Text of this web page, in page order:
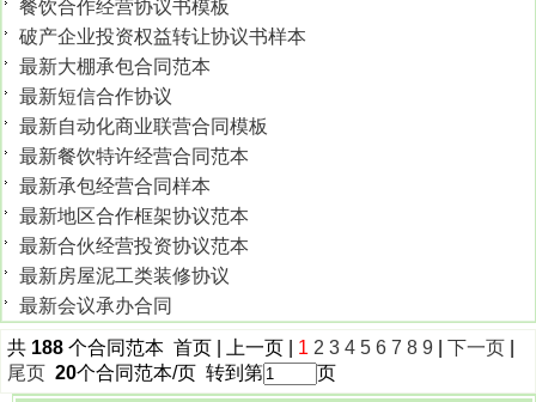
餐饮合作经营协议书模板
破产企业投资权益转让协议书样本
最新大棚承包合同范本
最新短信合作协议
最新自动化商业联营合同模板
最新餐饮特许经营合同范本
最新承包经营合同样本
最新地区合作框架协议范本
最新合伙经营投资协议范本
最新房屋泥工类装修协议
最新会议承办合同
共 188 个合同范本 首页 | 上一页 | 1 2 3 4 5 6 7 8 9 下一页
尾页 20个合同范本/页 转到第
页